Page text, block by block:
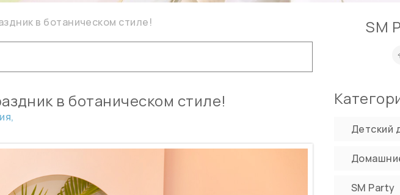
в ботаническом стиле!
в ботаническом стиле!
SM
Детский
SM Party